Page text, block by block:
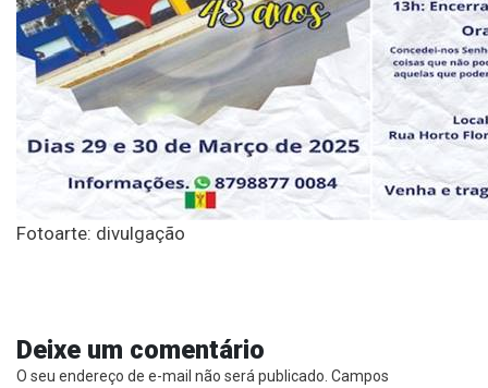
Fotoarte: divulgação
Deixe um comentário
O seu endereço de e-mail não será publicado. Campos